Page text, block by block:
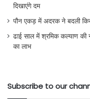
दिखाएंगे दम
पौन एकड़ में अदरक ने बदली
ढाई साल में श्रमिक कल्याण की
का लाभ
Subscribe to our